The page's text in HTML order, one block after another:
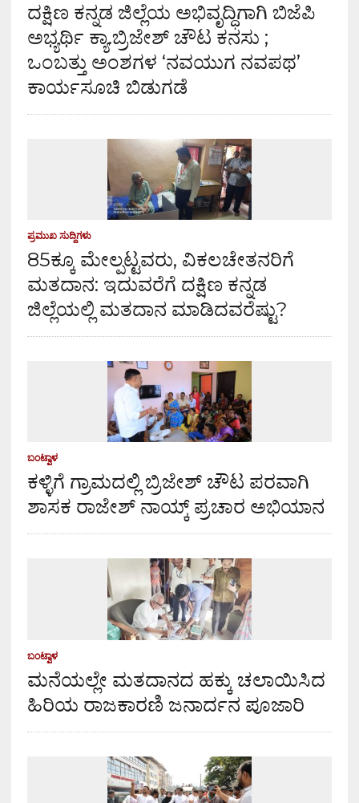
ದಕ್ಷಿಣ ಕನ್ನಡ ಜಿಲ್ಲೆಯ ಅಭಿವೃದ್ಧಿಗಾಗಿ ಬಿಜೆಪಿ
ಅಭ್ಯರ್ಥಿ ಕ್ಯಾ.ಬ್ರಿಜೇಶ್ ಚೌಟ ಕನಸು ;
ಒಂಬತ್ತು ಅಂಶಗಳ ‘ನವಯುಗ ನವಪಥ’
ಕಾರ್ಯಸೂಚಿ ಬಿಡುಗಡೆ
ಪ್ರಮುಖ ಸುದ್ದಿಗಳು
85ಕ್ಕೂ ಮೇಲ್ಪಟ್ಟವರು, ವಿಕಲಚೇತನರಿಗೆ
ಮತದಾನ: ಇದುವರೆಗೆ ದಕ್ಷಿಣ ಕನ್ನಡ
ಜಿಲ್ಲೆಯಲ್ಲಿ ಮತದಾನ ಮಾಡಿದವರೆಷ್ಟು?
ಬಂಟ್ವಾಳ
ಕಳ್ಳಿಗೆ ಗ್ರಾಮದಲ್ಲಿ ಬ್ರಿಜೇಶ್ ಚೌಟ ಪರವಾಗಿ
ಶಾಸಕ ರಾಜೇಶ್ ನಾಯ್ಕ್ ಪ್ರಚಾರ ಅಭಿಯಾನ
ಬಂಟ್ವಾಳ
ಮನೆಯಲ್ಲೇ ಮತದಾನದ ಹಕ್ಕು ಚಲಾಯಿಸಿದ
ಹಿರಿಯ ರಾಜಕಾರಣಿ ಜನಾರ್ದನ ಪೂಜಾರಿ